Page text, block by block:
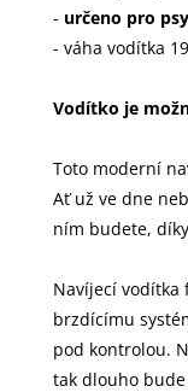
- určeno pro
- váha vodítka
Vodítko je
Toto moderní
Ať už ve dne
ním budete,
Navíjecí vodítka
brzdícímu
pod kontrolou.
tak dlouho